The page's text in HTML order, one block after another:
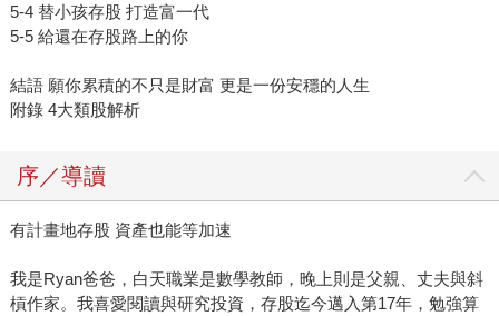
5-4 替小孩存股 打造富一代
5-5 給還在存股路上的你
結語 願你累積的不只是財富 更是一份安穩的人生
附錄 4大類股解析
序／導讀
有計畫地存股 資產也能等加速
我是Ryan爸爸，白天職業是數學教師，晚上則是父親、丈夫與斜
槓作家。我喜愛閱讀與研究投資，存股迄今邁入第17年，勉強算